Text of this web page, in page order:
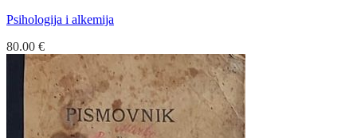
Psihologija i alkemija
80.00 €